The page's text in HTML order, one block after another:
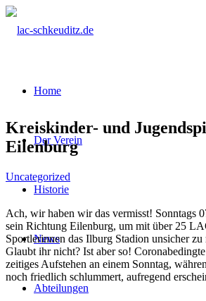
Home
Der Verein
Historie
News
Abteilungen
Kreiskinder- und
Eilenburg
Uncategorized
Ach, wir haben wir das vermisst! Sonntags
sein Richtung Eilenburg, um mit über 25
Sportlerinnen das Ilburg Stadion unsicher zu
Glaubt ihr nicht? Ist aber so! Coronabedingte
zeitiges Aufstehen an einem Sonntag,
noch friedlich schlummert, aufregend